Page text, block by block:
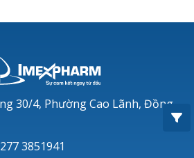
30/4, Phường Cao Lãnh, Đồng
3851941